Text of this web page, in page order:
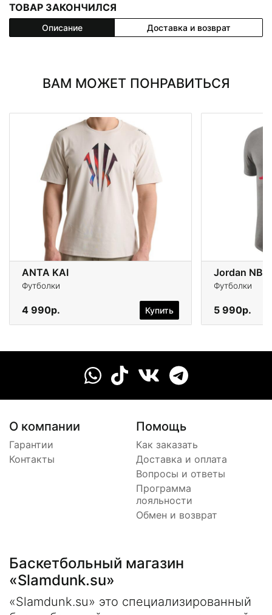
ТОВАР ЗАКОНЧИЛСЯ
Описание Доставка и возврат
ВАМ МОЖЕТ ПОНРАВИТЬСЯ
ANTA KAI
Футболки
4 990р. Купить
Футболки
5 990р.
О компании
Гарантии
Контакты
Помощь
Как заказать
Доставка и оплата
Вопросы и ответы
Программа
лояльности
Обмен и возврат
Баскетбольный магазин
«Slamdunk.su»
«Slamdunk.su» это специализированный